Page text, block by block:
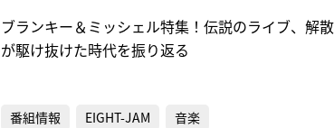
ブランキー＆ミッシェル特集！伝説のライブ、解
が駆け抜けた時代を振り返る
番組情報 EIGHT-JAM 音楽